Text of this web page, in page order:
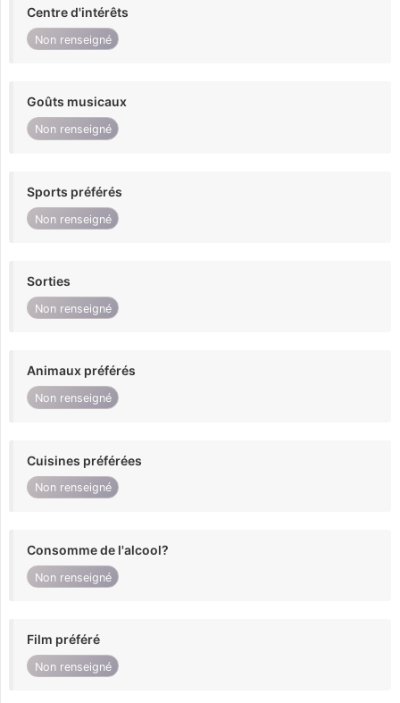
Centre d'intérêts
Non renseigné
Goûts musicaux
Non renseigné
Sports préférés
Non renseigné
Sorties
Non renseigné
Animaux préférés
Non renseigné
Cuisines préférées
Non renseigné
Consomme de l'alcool?
Non renseigné
Film préféré
Non renseigné